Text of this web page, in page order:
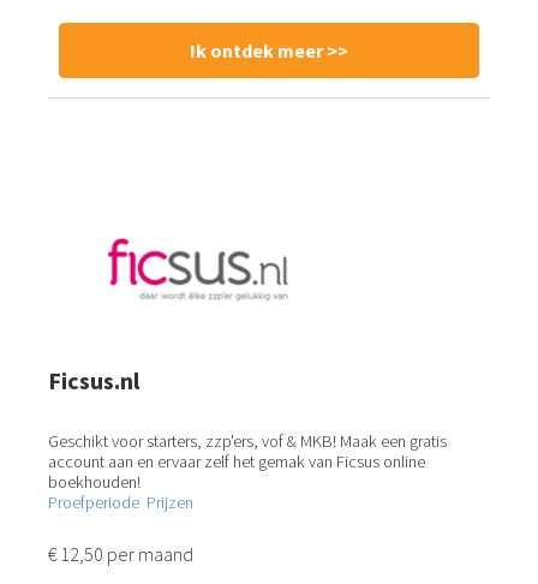
Ik ontdek meer >>
Ficsus.nl
Geschikt voor starters, zzp'ers, vof & MKB! Maak een gratis
account aan en ervaar zelf het gemak van Ficsus online
boekhouden!
Proefperiode Prijzen
€ 12,50 per maand